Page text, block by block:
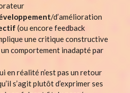
/d’amélioration
(ou encore feedback
une critique constructive
comportement inadapté par
en réalité n’est pas un retour
s’agit plutôt d’exprimer ses